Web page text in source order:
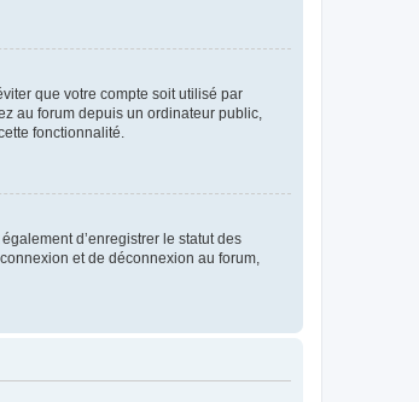
que votre compte soit utilisé par
au forum depuis un ordinateur public,
fonctionnalité.
d’enregistrer le statut des
et de déconnexion au forum,